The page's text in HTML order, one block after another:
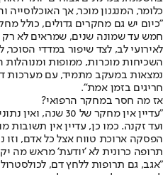
כלומר, המנגנון מוכר, אך האוכלוסייה
"כיום יש גם מחקרים גדולים, כולל
חמש עד שמונה שנים, שמראים לא רק
לאירועי לב, לצד שיפור במדדי
השכיחות מוכרות, ממופות ומנוהלות
נמצאות במעקב מתמיד, עם מערכות
חריגים בזמן אמת".
אז מה חסר במחקר הרפואי?
"עדיין אין מחקר של
ועד זקנה. כמו כן, עדיין אין
הפסקה ארוכת טווח אצל כל אדם,
תרופה כרונית לא 'יודעת' מראש מה
"אגב, גם תרופות ללחץ דם,